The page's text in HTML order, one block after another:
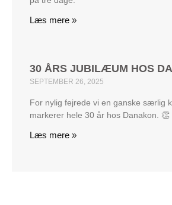
Læs mere »
30 ÅRS JUBILÆUM HOS
SEPTEMBER 26, 2025
For nylig fejrede vi en ganske særlig
markerer hele 30 år hos Danakon. 👏
Læs mere »